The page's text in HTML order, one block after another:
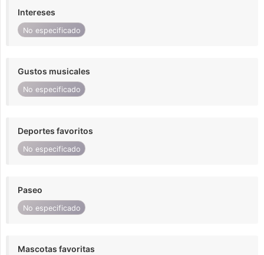
Intereses
No especificado
Gustos musicales
No especificado
Deportes favoritos
No especificado
Paseo
No especificado
Mascotas favoritas